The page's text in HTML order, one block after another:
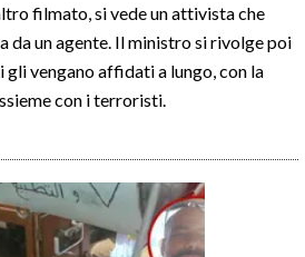
filmato, si vede un attivista che
da un agente. Il ministro si rivolge poi
vengano affidati a lungo, con la
con i terroristi.